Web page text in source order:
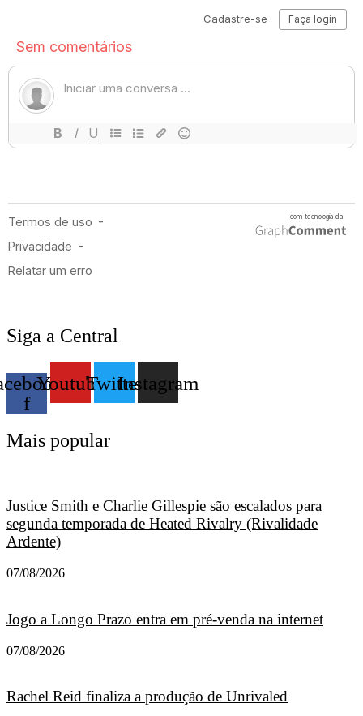
Siga a Central
f
YoutubeTwitterInstagram
Mais popular
Justice Smith e Charlie Gillespie são escalados para
segunda temporada de Heated Rivalry (Rivalidade
Ardente)
07/08/2026
Jogo a Longo Prazo entra em pré-venda na internet
07/08/2026
Rachel Reid finaliza a produção de Unrivaled